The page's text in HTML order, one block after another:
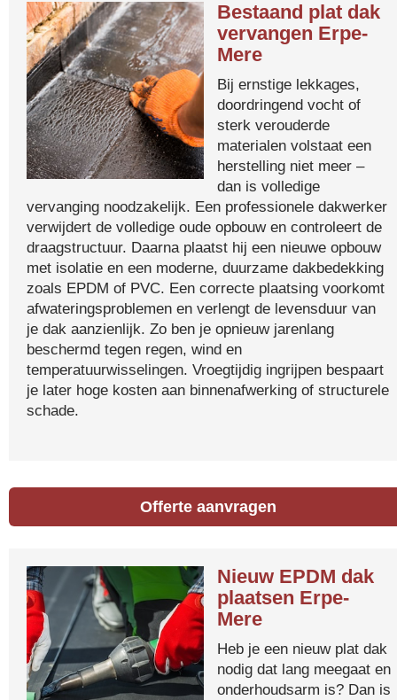
Bestaand plat dak
vervangen Erpe-
Mere
Bij ernstige lekkages,
doordringend vocht of
sterk verouderde
materialen volstaat een
herstelling niet meer –
dan is volledige
vervanging noodzakelijk. Een professionele dakwerker
verwijdert de volledige oude opbouw en controleert de
draagstructuur. Daarna plaatst hij een nieuwe opbouw
met isolatie en een moderne, duurzame dakbedekking
zoals EPDM of PVC. Een correcte plaatsing voorkomt
afwateringsproblemen en verlengt de levensduur van
je dak aanzienlijk. Zo ben je opnieuw jarenlang
beschermd tegen regen, wind en
temperatuurwisselingen. Vroegtijdig ingrijpen bespaart
je later hoge kosten aan binnenafwerking of structurele
schade.
Offerte aanvragen
Nieuw EPDM dak
plaatsen Erpe-
Mere
Heb je een nieuw plat dak
nodig dat lang meegaat en
onderhoudsarm is? Dan is